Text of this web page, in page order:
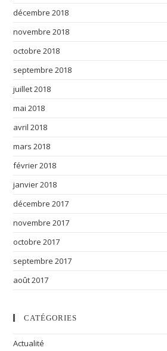
décembre 2018
novembre 2018
octobre 2018
septembre 2018
juillet 2018
mai 2018
avril 2018
mars 2018
février 2018
janvier 2018
décembre 2017
novembre 2017
octobre 2017
septembre 2017
août 2017
CATÉGORIES
Actualité